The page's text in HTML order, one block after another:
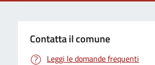
Contatta il comune
Leggi le domande frequenti